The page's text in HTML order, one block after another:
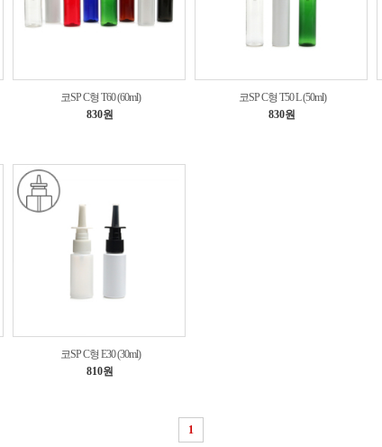
코SP C형 T60 (60ml)
830원
코SP C형 T50 L (50ml)
830원
코SP C형 E30 (30ml)
810원
1